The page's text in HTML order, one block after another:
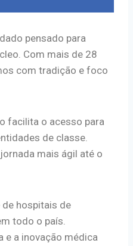
pensado para
Com mais de 28
com tradição e foco
facilita o acesso para
de classe.
mais ágil até o
de hospitais de
todo o país.
e a inovação médica